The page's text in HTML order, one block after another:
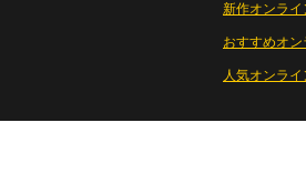
新作オンライ
おすすめオ
人気オンラ